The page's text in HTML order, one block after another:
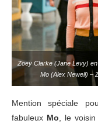
Zoey Clarke (Jane Levy)
Mo (Alex Newell) –
Mention spéciale
fabuleux Mo, le